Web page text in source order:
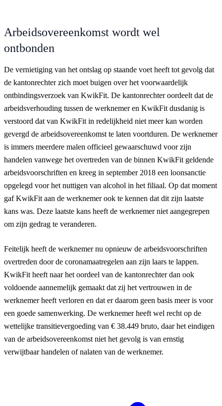
Arbeidsovereenkomst wordt wel
ontbonden
De vernietiging van het ontslag op staande voet heeft tot gevolg dat
de kantonrechter zich moet buigen over het voorwaardelijk
ontbindingsverzoek van KwikFit. De kantonrechter oordeelt dat de
arbeidsverhouding tussen de werknemer en KwikFit dusdanig is
verstoord dat van KwikFit in redelijkheid niet meer kan worden
gevergd de arbeidsovereenkomst te laten voortduren. De werknemer
is immers meerdere malen officieel gewaarschuwd voor zijn
handelen vanwege het overtreden van de binnen KwikFit geldende
arbeidsvoorschriften en kreeg in september 2018 een loonsanctie
opgelegd voor het nuttigen van alcohol in het filiaal. Op dat moment
gaf KwikFit aan de werknemer ook te kennen dat dit zijn laatste
kans was. Deze laatste kans heeft de werknemer niet aangegrepen
om zijn gedrag te veranderen.
Feitelijk heeft de werknemer nu opnieuw de arbeidsvoorschriften
overtreden door de coronamaatregelen aan zijn laars te lappen.
KwikFit heeft naar het oordeel van de kantonrechter dan ook
voldoende aannemelijk gemaakt dat zij het vertrouwen in de
werknemer heeft verloren en dat er daarom geen basis meer is voor
een goede samenwerking. De werknemer heeft wel recht op de
wettelijke transitievergoeding van € 38.449 bruto, daar het eindigen
van de arbeidsovereenkomst niet het gevolg is van ernstig
verwijtbaar handelen of nalaten van de werknemer.